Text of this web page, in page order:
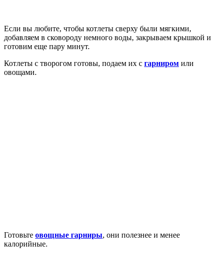
Если вы любите, чтобы котлеты сверху были мягкими,
добавляем в сковороду немного воды, закрываем крышкой и
готовим еще пару минут.
Котлеты с творогом готовы, подаем их с гарниром или
овощами.
Готовьте овощные гарниры, они полезнее и менее
калорийные.